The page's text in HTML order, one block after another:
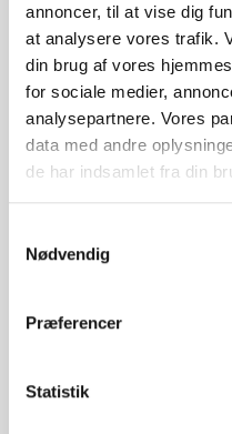
annoncer, til at vise dig
at analysere vores trafik.
din brug af vores
for sociale medier,
analysepartnere. Vores
data med andre
de har indsamlet fra din
Nødvendig
Præferencer
Statistik
Produktbeskrivelse
Underbords
(uafhængig af
Perfekt til mellem
kantiner m.v.
3 vaskeprogrammer
skyllepumpe, så du
pålidelighed.
uden
perfekt hygiejne og